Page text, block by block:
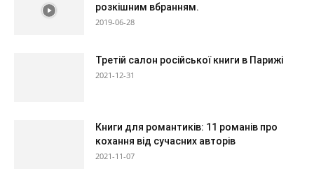
розкішним вбранням.
2019-06-28
Третій салон російської книги в Парижі
2021-12-31
Книги для романтиків: 11 романів про
кохання від сучасних авторів
2021-11-07